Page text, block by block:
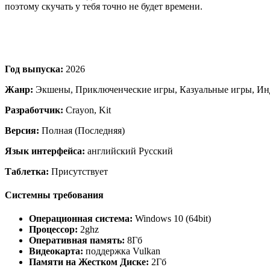
поэтому скучать у тебя точно не будет времени.
Год выпуска: 2026
Жанр: Экшены, Приключенческие игры, Казуальные игры,
Разработчик: Crayon, Kit
Версия: Полная (Последняя)
Язык интерфейса: английский Русский
Таблетка: Присутствует
Системны требования
Операционная система: Windows 10 (64bit)
Процессор: 2ghz
Оперативная память: 8Гб
Видеокарта: поддержка Vulkan
Памяти на Жестком Диске: 2Гб